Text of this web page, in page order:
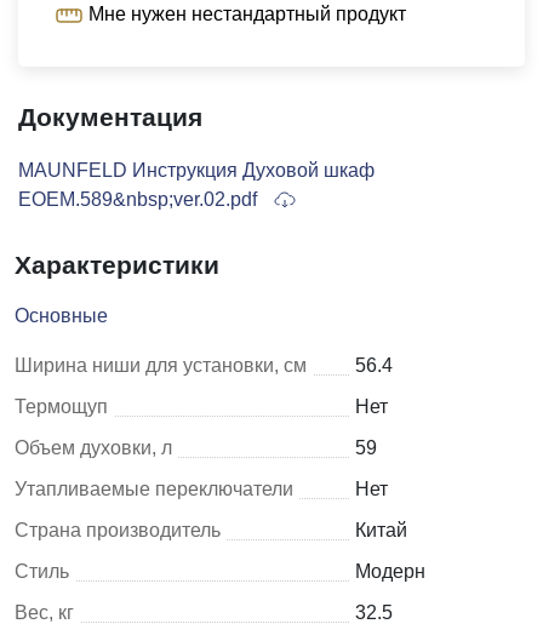
Документация
MAUNFELD Инструкция Духовой шкаф
EOEM.589&nbsp;ver.02.pdf
Мне нужен нестандартный продукт
Характеристики
Основные
Ширина ниши для установки, см
56.4
Термощуп
Нет
Объем духовки, л
59
Утапливаемые переключатели
Нет
Страна производитель
Китай
Стиль
Модерн
Вес, кг
32.5